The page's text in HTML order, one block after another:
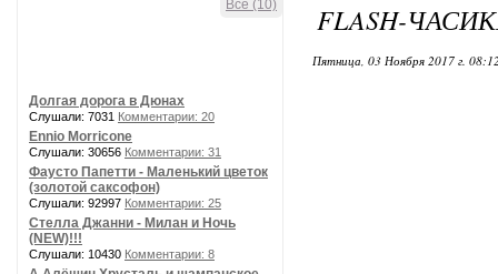
Все (10)
Долгая дорога в Дюнах
Слушали: 7031 Комментарии: 20
Ennio Morricone
Слушали: 30656 Комментарии: 31
Фаусто Папетти - Маленький цветок
(золотой саксофон)
Слушали: 92997 Комментарии: 25
Стелла Джанни - Милан и Ночь
(NEW)!!!
Слушали: 10430 Комментарии: 8
FLASH-
Пятница, 03 Ноября 2017 г.